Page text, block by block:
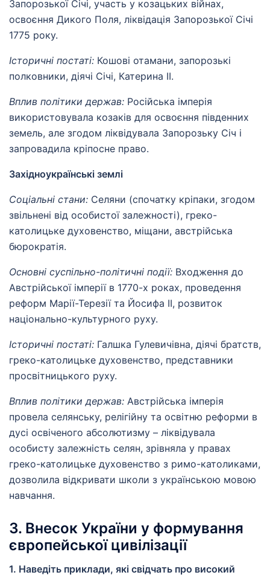
Запорозької Січі, участь у козацьких війнах,
освоєння Дикого Поля, ліквідація Запорозької Січі
1775 року.
Історичні постаті: Кошові отамани, запорозькі
полковники, діячі Січі, Катерина II.
Вплив політики держав: Російська імперія
використовувала козаків для освоєння південних
земель, але згодом ліквідувала Запорозьку Січ і
запровадила кріпосне право.
Західноукраїнські землі
Соціальні стани: Селяни (спочатку кріпаки, згодом
звільнені від особистої залежності), греко-
католицьке духовенство, міщани, австрійська
бюрократія.
Основні суспільно-політичні події: Входження до
Австрійської імперії в 1770-х роках, проведення
реформ Марії-Терезії та Йосифа ІІ, розвиток
національно-культурного руху.
Історичні постаті: Галшка Гулевичівна, діячі братств,
греко-католицьке духовенство, представники
просвітницького руху.
Вплив політики держав: Австрійська імперія
провела селянську, релігійну та освітню реформи в
дусі освіченого абсолютизму – ліквідувала
особисту залежність селян, зрівняла у правах
греко-католицьке духовенство з римо-католиками,
дозволила відкривати школи з українською мовою
навчання.
3. Внесок України у формування
європейської цивілізації
1. Наведіть приклади, які свідчать про високий